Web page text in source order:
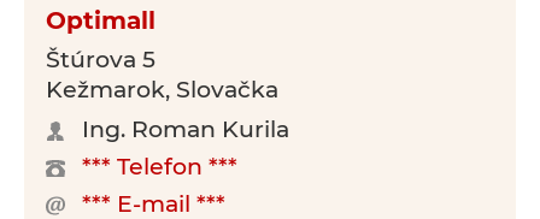
Optimall
Štúrova 5
Kežmarok, Slovačka
Ing. Roman Kurila
*** Telefon ***
*** E-mail ***